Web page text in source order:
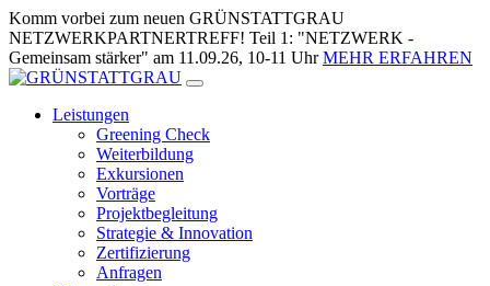
Zum
Inhalt
springen
Komm vorbei zum neuen GRÜNSTATTGRAU
NETZWERKPARTNERTREFF! Teil 1: "NETZWERK -
Gemeinsam stärker" am 11.09.26, 10-11 UhrMEHR ERFAHREN
Leistungen
Greening Check
Weiterbildung
Exkursionen
Vorträge
Projektbegleitung
Strategie & Innovation
Zertifizierung
Anfragen